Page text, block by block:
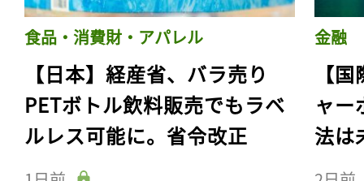
食品・消費財・アパレル
【日本】経産省、バラ売り
PETボトル飲料販売でもラベ
ルレス可能に。省令改正
金融
【
ャー
法は